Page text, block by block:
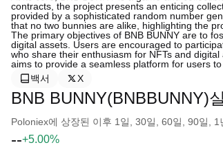
contracts, the project presents an enticing
provided by a sophisticated random number
that no two bunnies are alike, highlighting the
The primary objectives of BNB BUNNY are to
digital assets. Users are encouraged to
who share their enthusiasm for NFTs and
aims to provide a seamless platform for users
백서
X
BNB BUNNY(BNBBUNNY)
Poloniex에 상장된 이후 1일, 30일, 60일, 90일,
--+5.00%